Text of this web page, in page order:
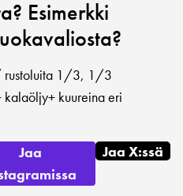
Esimerkki
rustoluita 1/3, 1/3
kuureina eri
Jaa
Jaa X:ssä